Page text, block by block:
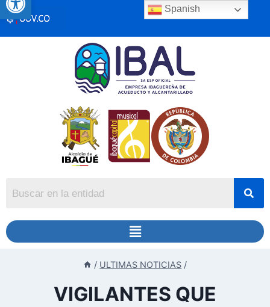
/ ULTIMAS NOTICIAS /
VIGILANTES QUE
Spanish